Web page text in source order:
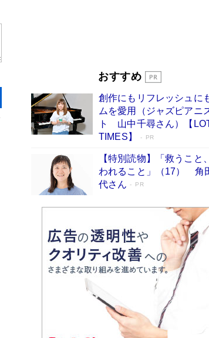
「『火垂るの墓』は、大嘘である」原作者が
続けた“自責の念”とは…「自己憐憫は描きた
い」監督が徹底的にこだわったこと（後編
戦争の記憶
Book Bang
おすすめ
創作にもリフレッシュに
ムを愛用（ジャズピアニ
ト 山中千尋さん）【
TIMES】
PR
【特別読物】「救うこと
われること」（17） 角
代さん
PR